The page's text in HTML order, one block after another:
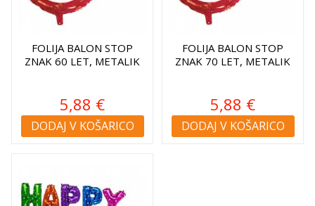
FOLIJA BALON STOP
ZNAK 60 LET, METALIK
5,88 €
DODAJ V KOŠARICO
FOLIJA BALON STOP
ZNAK 70 LET, METALIK
5,88 €
DODAJ V KOŠARICO